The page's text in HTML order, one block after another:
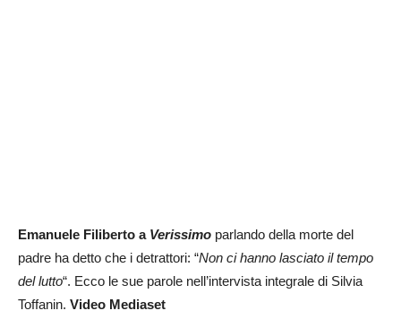
Emanuele Filiberto a Verissimo parlando della morte del
padre ha detto che i detrattori: “Non ci hanno lasciato il tempo
del lutto“. Ecco le sue parole nell’intervista integrale di Silvia
Toffanin. Video Mediaset